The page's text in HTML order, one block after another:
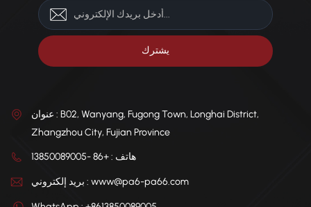
عنوان : B02, Wanyang, Fugong Town, Longhai District,
Zhangzhou City, Fujian Province
هاتف : +86 -13850089005
بريد إلكتروني : www@pa6-pa66.com